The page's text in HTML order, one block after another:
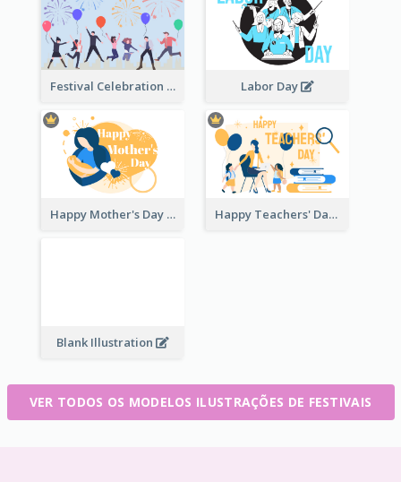
Festival Celebration Illustration Labor Day
Happy Mother's Day Happy Teachers' Day
Blank Illustration
VER TODOS OS MODELOS ILUSTRAÇÕES DE FESTIVAIS